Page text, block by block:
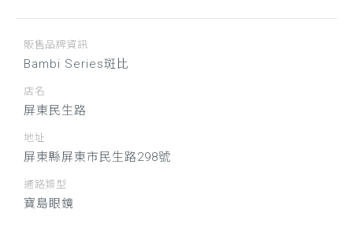
販售品牌資訊
Bambi Series斑比
店名
屏東民生路
地址
屏東縣屏東市民生路298號
通路類型
寶島眼鏡